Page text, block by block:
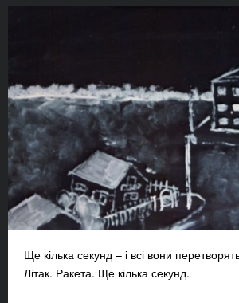
Ще кілька секунд – і всі вони
Літак. Ракета. Ще кілька секунд.